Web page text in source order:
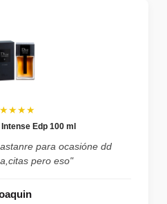
Edp 100 ml
para ocasióne dd
pero eso"